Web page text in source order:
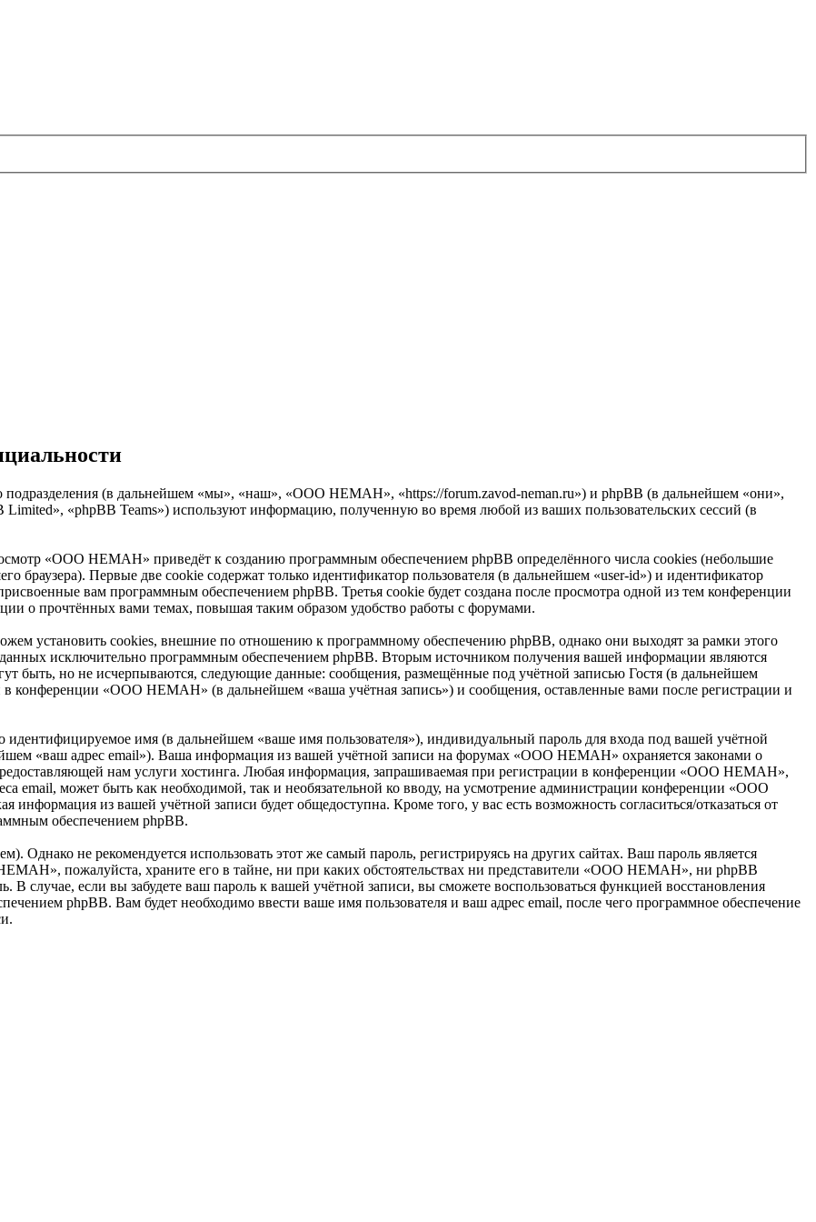
(в дальнейшем «мы», «наш», «OOO HEMAH», «https://forum.zavod-neman.ru») и phpBB (в дальнейшем «они»,
«phpBB Teams») используют информацию, полученную во время любой из ваших пользовательских сессий (в
«OOO HEMAH» приведёт к созданию программным обеспечением phpBB определённого числа cookies (небольшие
браузера). Первые две cookie содержат только идентификатор пользователя (в дальнейшем «user-id») и идентификатор
вам программным обеспечением phpBB. Третья cookie будет создана после просмотра одной из тем конференции
о прочтённых вами темах, повышая таким образом удобство работы с форумами.
установить cookies, внешние по отношению к программному обеспечению phpBB, однако они выходят за рамки этого
исключительно программным обеспечением phpBB. Вторым источником получения вашей информации являются
быть, но не исчерпываются, следующие данные: сообщения, размещённые под учётной записью Гостя (в дальнейшем
конференции «OOO HEMAH» (в дальнейшем «ваша учётная запись») и сообщения, оставленные вами после регистрации и
идентифицируемое имя (в дальнейшем «ваше имя пользователя»), индивидуальный пароль для входа под вашей учётной
«ваш адрес email»). Ваша информация из вашей учётной записи на форумах «OOO HEMAH» охраняется законами о
нам услуги хостинга. Любая информация, запрашиваемая при регистрации в конференции «OOO HEMAH»,
email, может быть как необходимой, так и необязательной ко вводу, на усмотрение администрации конференции «OOO
из вашей учётной записи будет общедоступна. Кроме того, у вас есть возможность согласиться/отказаться от
обеспечением phpBB.
не рекомендуется использовать этот же самый пароль, регистрируясь на других сайтах. Ваш пароль является
пожалуйста, храните его в тайне, ни при каких обстоятельствах ни представители «OOO HEMAH», ни phpBB
В случае, если вы забудете ваш пароль к вашей учётной записи, вы сможете воспользоваться функцией восстановления
phpBB. Вам будет необходимо ввести ваше имя пользователя и ваш адрес email, после чего программное обеспечение